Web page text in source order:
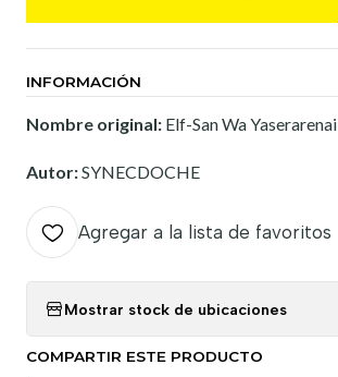
INFORMACIÓN
Nombre original: Elf-San Wa Yaserarenai
Autor:SYNECDOCHE
Agregar a la lista de favoritos
Mostrar stock de ubicaciones
COMPARTIR ESTE PRODUCTO